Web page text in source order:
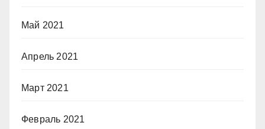
Май 2021
Апрель 2021
Март 2021
Февраль 2021